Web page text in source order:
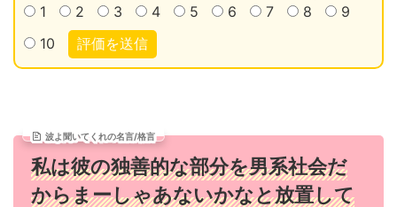
1
2 3 4 5 6 7 8
9
10
評価を送信
波よ聞いてくれの名言/格言
私は彼の独善的な部分を男系社会だ
からまーしゃあないかなと放置して